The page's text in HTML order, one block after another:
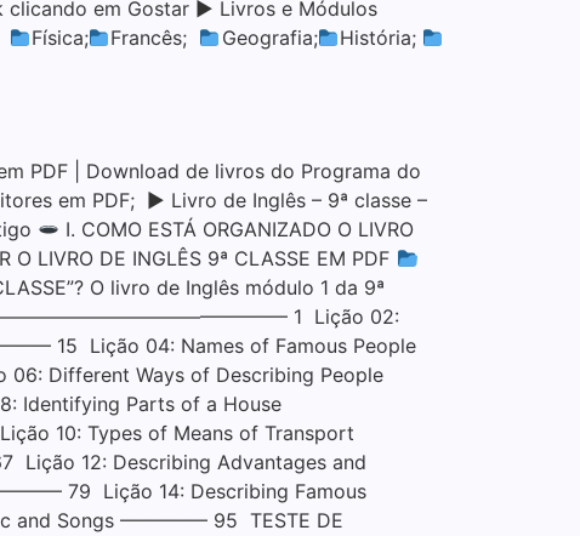
clicando em Gostar ▶ Livros e Módulos
Física; Francês; Geografia;
História;
em PDF | Download de livros do Programa do
em PDF; ▶ Livro de Inglês – 9ª classe –
I. COMO ESTÁ ORGANIZADO O LIVRO
O LIVRO DE INGLÊS 9ª CLASSE EM PDF
O livro de Inglês módulo 1 da 9ª
————————————————– 1 Lição 02:
04: Names of Famous People
Ways of Describing People
Parts of a House
Types of Means of Transport
12: Describing Advantages and
79 Lição 14: Describing Famous
and Songs ————– 95 TESTE DE